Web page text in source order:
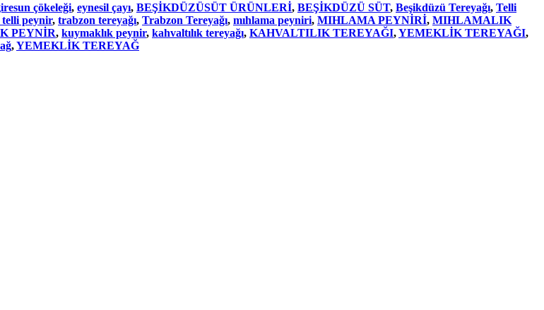
çökeleği, eynesil çayı, BEŞİKDÜZÜSÜT ÜRÜNLERİ, BEŞİKDÜZÜ SÜT, Beşikdüzü Tereyağı, Telli
peynir, trabzon tereyağı, Trabzon Tereyağı, mıhlama peyniri, MIHLAMA PEYNİRİ, MIHLAMALIK
PEYNİR, kuymaklık peynir, kahvaltılık tereyağı, KAHVALTILIK TEREYAĞI,YEMEKLİK TEREYAĞI,
,YEMEKLİK TEREYAĞ